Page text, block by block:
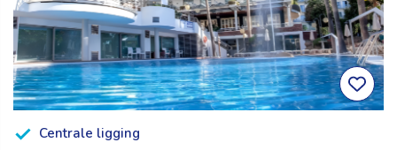
Centrale ligging